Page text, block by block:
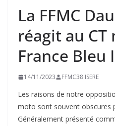
La FFMC
réagit au
France Bleu
14/11/2023 FFMC38 ISERE
Les raisons de notre
moto sont souvent obscures
Généralement présenté